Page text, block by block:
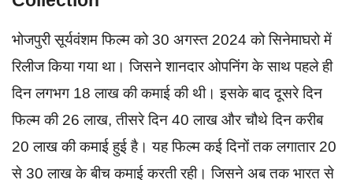
भोजपुरी सूर्यवंशम फिल्म को 30 अगस्त 2024 को सिनेमाघरो में
रिलीज किया गया था। जिसने शानदार ओपनिंग के साथ पहले ही
दिन लगभग 18 लाख की कमाई की थी। इसके बाद दूसरे दिन
फिल्म की 26 लाख, तीसरे दिन 40 लाख और चौथे दिन करीब
20 लाख की कमाई हुई है। यह फिल्म कई दिनों तक लगातार 20
से 30 लाख के बीच कमाई करती रही। जिसने अब तक भारत से